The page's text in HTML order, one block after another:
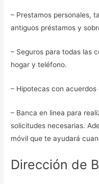
– Prestamos personales,
antiguos préstamos y
– Seguros para todas las
hogar y teléfono.
– Hipotecas con
– Banca en linea para
solicitudes necesarias.
móvil que te ayudará
Dirección de